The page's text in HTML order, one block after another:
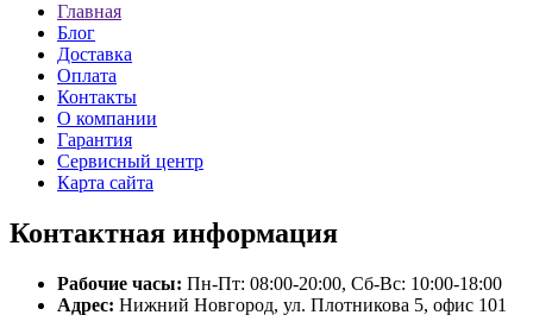
Главная
Блог
Доставка
Оплата
Контакты
О компании
Гарантия
Сервисный центр
Карта сайта
Контактная информация
Рабочие часы: Пн-Пт: 08:00-20:00, Сб-Вс: 10:00-18:00
Адрес: Нижний Новгород, ул. Плотникова 5, офис 101